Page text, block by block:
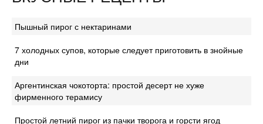
Пышный пирог с нектаринами
7 холодных супов, которые следует приготовить в знойные
дни
Аргентинская чокоторта: простой десерт не хуже
фирменного терамису
Простой летний пирог из пачки творога и горсти ягод